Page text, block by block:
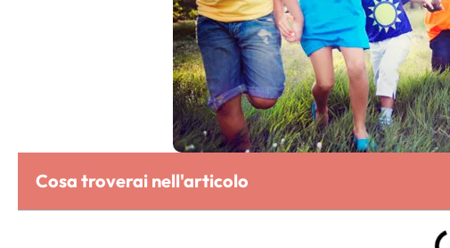
Cosa troverai nell'articolo